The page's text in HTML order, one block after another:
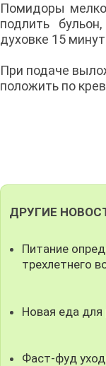
Помидоры
подлить
духовке 15
При подаче
положить по
ДРУГИЕ
Питание
трехлетнего
Новая еда для
Фаст-фуд